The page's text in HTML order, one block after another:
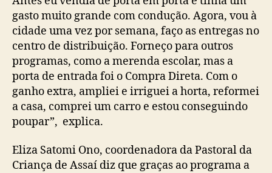
gasto muito grande com condução. Agora, vou à
cidade uma vez por semana, faço as entregas no
centro de distribuição. Forneço para outros
programas, como a merenda escolar, mas a
porta de entrada foi o Compra Direta. Com o
ganho extra, ampliei e irriguei a horta, reformei
a casa, comprei um carro e estou conseguindo
poupar”, explica.
Eliza Satomi Ono, coordenadora da Pastoral da
Criança de Assaí diz que graças ao programa a